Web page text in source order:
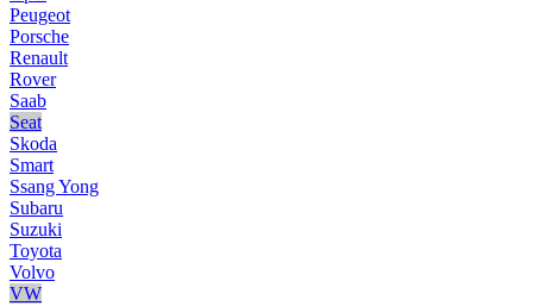
Peugeot
Porsche
Renault
Rover
Saab
Seat
Skoda
Smart
Ssang Yong
Subaru
Suzuki
Toyota
Volvo
VW